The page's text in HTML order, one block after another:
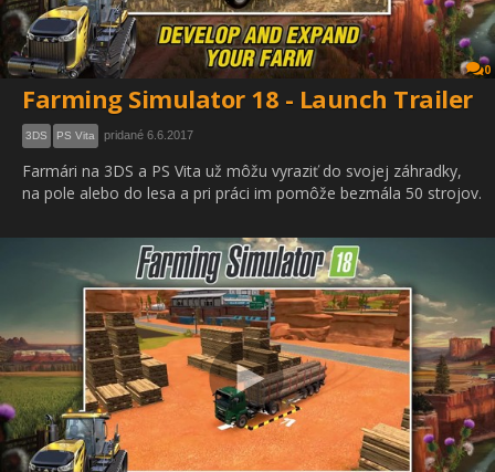
0
Farming Simulator 18 - Launch Trailer
3DS PS Vita pridané 6.6.2017
Farmári na 3DS a PS Vita už môžu vyraziť do svojej záhradky,
na pole alebo do lesa a pri práci im pomôže bezmála 50 strojov.